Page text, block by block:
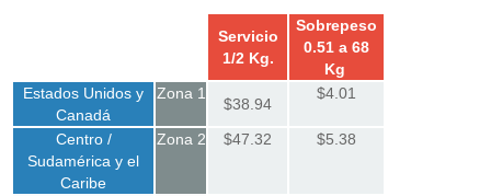
Servicio
1/2 Kg.
Sobrepeso
0.51 a 68
Kg
Estados Unidos y
Canadá
Zona 1
$38.94
$4.01
Centro /
Sudamérica y el
Caribe
Zona 2 $47.32 $5.38